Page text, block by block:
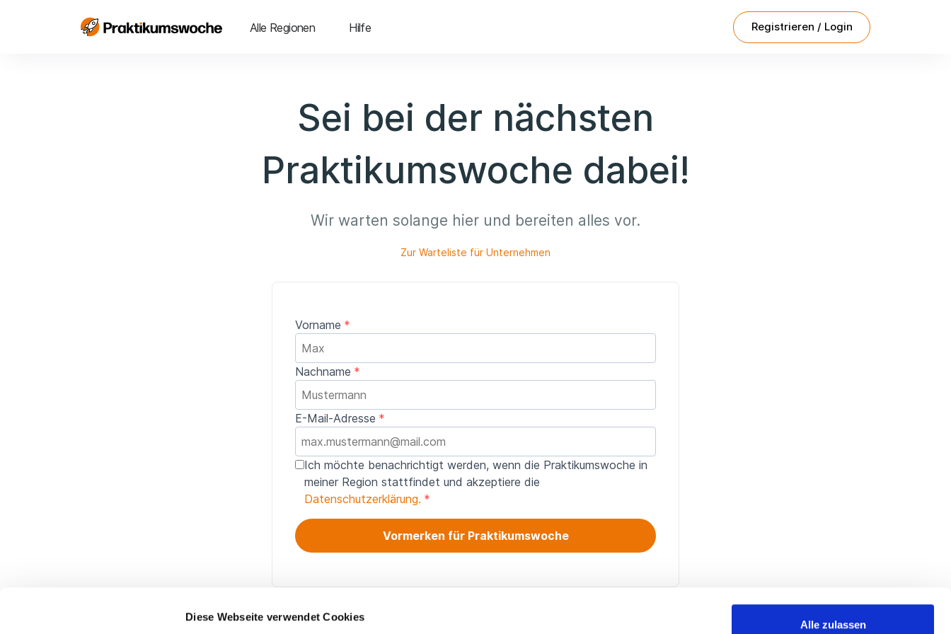
Diese Webseite verwendet Cookies
Alle zulassen
Alle Regionen Hilfe Registrieren / Login
Sei bei der nächsten
Praktikumswoche dabei!
Wir warten solange hier und bereiten alles vor.
Zur Warteliste für Unternehmen
Vorname
Nachname
E-Mail-Adresse
Ich möchte benachrichtigt werden, wenn die Praktikumswoche in
meiner Region stattfindet und akzeptiere die
Datenschutzerklärung.
Vormerken für Praktikumswoche